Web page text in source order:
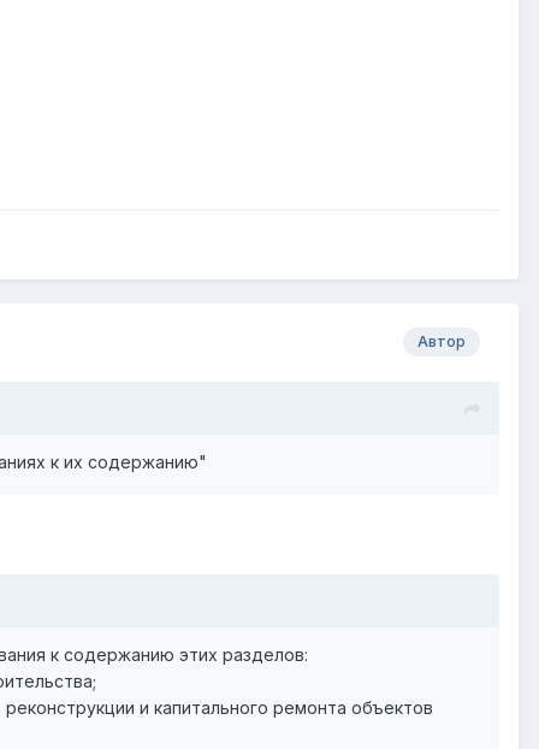
Автор
к их содержанию"
к содержанию этих разделов:
и капитального ремонта объектов